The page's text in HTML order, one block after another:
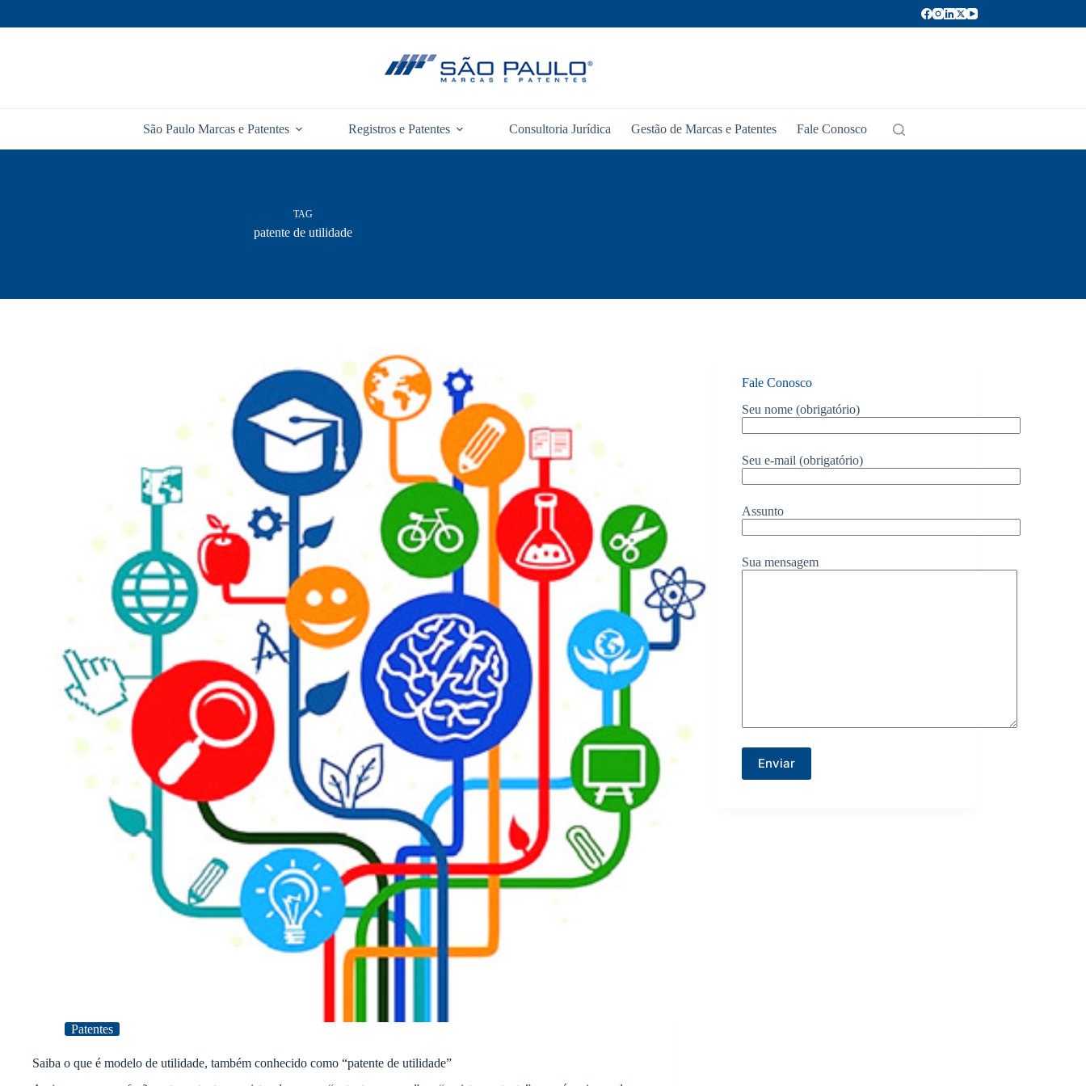
São Paulo Marcas e Patentes Registros e Patentes Consultoria Jurídica Gestão de Marcas e Patentes Fale Conosco
TAG
patente de utilidade
Patentes
Saiba o que é modelo de utilidade, também conhecido como “patente de utilidade”
Fale Conosco
Seu nome (obrigatório)
Seu e-mail (obrigatório)
Assunto
Sua mensagem